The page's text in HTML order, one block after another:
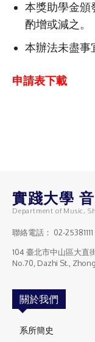
本獎助學金頒
酌增或減之。
本辦法未盡事
申請表下載
實踐大學
Department of Music,
聯絡電話： 02-25381111
104 臺北市中山區大直
No.70, Dazhi St.,
關於我們
系所簡史